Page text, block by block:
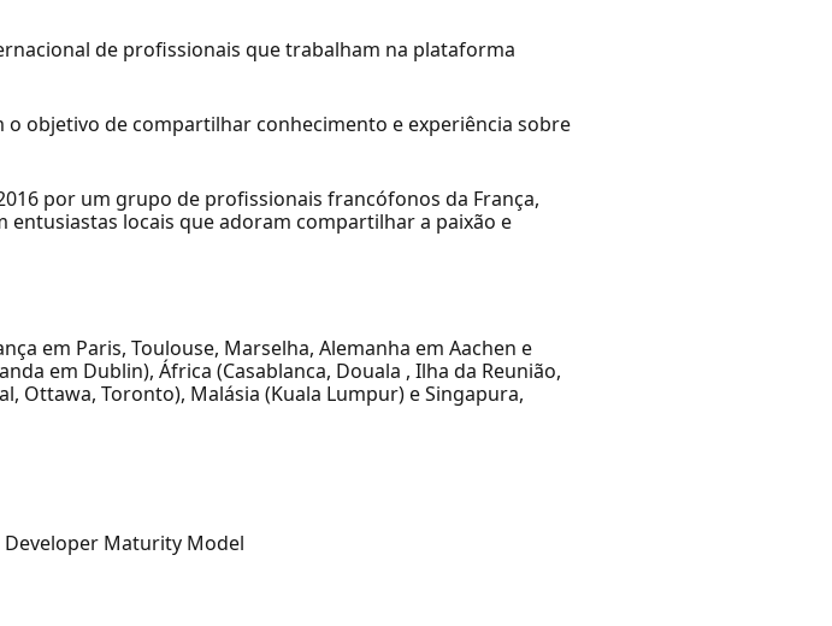
de profissionais que trabalham na plataforma
objetivo de compartilhar conhecimento e experiência sobre
por um grupo de profissionais francófonos da França,
entusiastas locais que adoram compartilhar a paixão e
em Paris, Toulouse, Marselha, Alemanha em Aachen e
em Dublin), África (Casablanca, Douala , Ilha da Reunião,
Ottawa, Toronto), Malásia (Kuala Lumpur) e Singapura,
Developer Maturity Model